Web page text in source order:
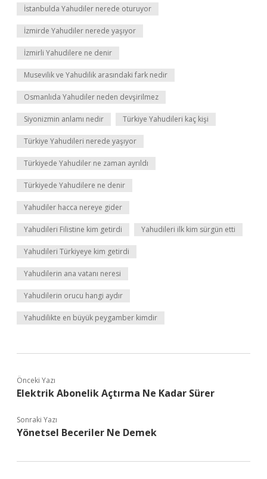
İstanbulda Yahudiler nerede oturuyor
İzmirde Yahudiler nerede yaşıyor
İzmirli Yahudilere ne denir
Musevilik ve Yahudilik arasındaki fark nedir
Osmanlıda Yahudiler neden devşirilmez
Siyonizmin anlamı nedir Türkiye Yahudileri kaç kişi
Türkiye Yahudileri nerede yaşıyor
Türkiyede Yahudiler ne zaman ayrıldı
Türkiyede Yahudilere ne denir
Yahudiler hacca nereye gider
Yahudileri Filistine kim getirdi Yahudileri ilk kim sürgün etti
Yahudileri Türkiyeye kim getirdi
Yahudilerin ana vatanı neresi
Yahudilerin orucu hangi aydır
Yahudilikte en büyük peygamber kimdir
Önceki Yazı
Elektrik Abonelik Açtırma Ne Kadar Sürer
Sonraki Yazı
Yönetsel Beceriler Ne Demek